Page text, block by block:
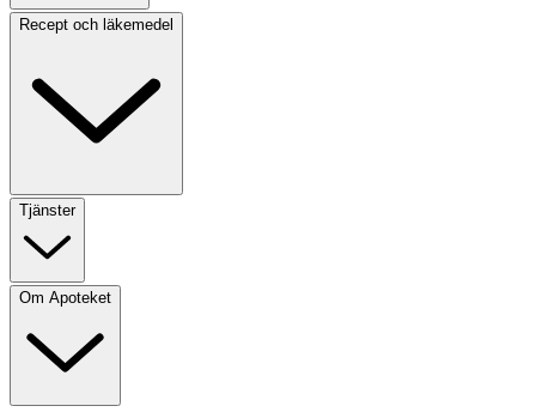
Recept och läkemedel
Tjänster
Om Apoteket